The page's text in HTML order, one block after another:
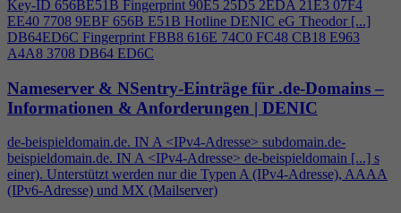
Key-ID 656BE51B Fingerprint 90E5 25D5 2EDA 21E3 07F4
EE40 7708 9EBF 656B E51B Hotline DENIC eG Theodor [...]
DB64ED6C Fingerprint FBB8 616E 74C0 FC48 CB18 E963
A4A8 3708 DB64 ED6C
Nameserver & NSentry-Einträge für .de-Domains –
Informationen & Anforderungen | DENIC
de-beispieldomain.de. IN A <IPv4-Adresse> subdomain.de-
beispieldomain.de. IN A <IPv4-Adresse> de-beispieldomain [...] s
einer). Unterstützt werden nur die Typen A (IPv4-Adresse), AAAA
(IPv6-Adresse) und MX (Mailserver)